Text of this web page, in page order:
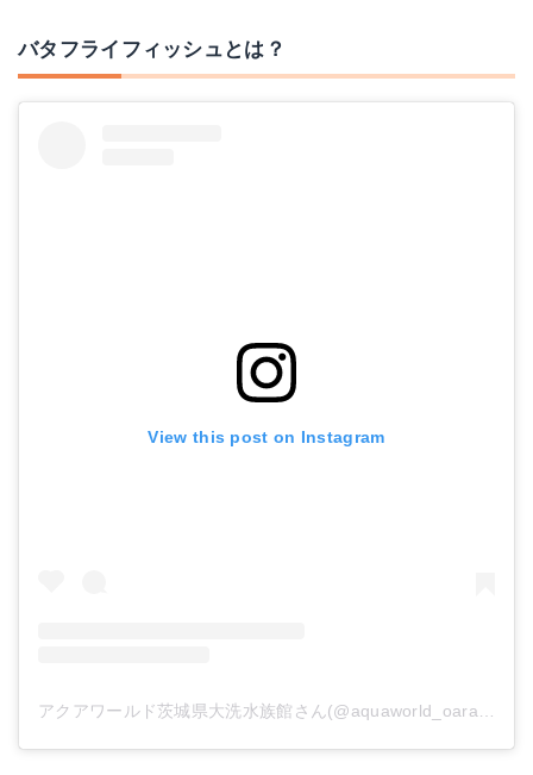
バタフライフィッシュとは？
View this post on Instagram
アクアワールド茨城県大洗水族館さん(@aquaworld_oarai)がシェアした投稿